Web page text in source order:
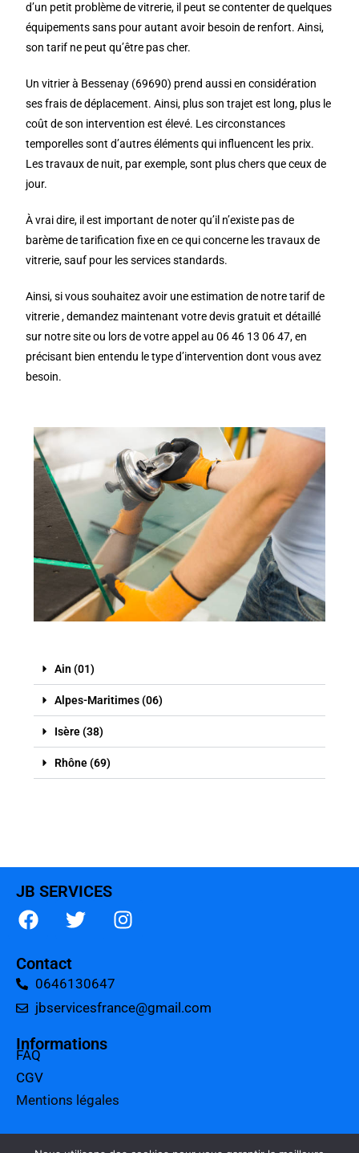
d’un petit problème de vitrerie, il peut se contenter de quelques
équipements sans pour autant avoir besoin de renfort. Ainsi,
son tarif ne peut qu’être pas cher.
Un vitrier à Bessenay (69690) prend aussi en considération
ses frais de déplacement. Ainsi, plus son trajet est long, plus le
coût de son intervention est élevé. Les circonstances
temporelles sont d’autres éléments qui influencent les prix.
Les travaux de nuit, par exemple, sont plus chers que ceux de
jour.
À vrai dire, il est important de noter qu’il n’existe pas de
barème de tarification fixe en ce qui concerne les travaux de
vitrerie, sauf pour les services standards.
Ainsi, si vous souhaitez avoir une estimation de notre tarif de
vitrerie , demandez maintenant votre devis gratuit et détaillé
sur notre site ou lors de votre appel au 06 46 13 06 47, en
précisant bien entendu le type d’intervention dont vous avez
besoin.
Ain (01)
Alpes-Maritimes (06)
Isère (38)
Rhône (69)
JB SERVICES
Contact
0646130647
jbservicesfrance@gmail.com
Informations
FAQ
CGV
Mentions légales